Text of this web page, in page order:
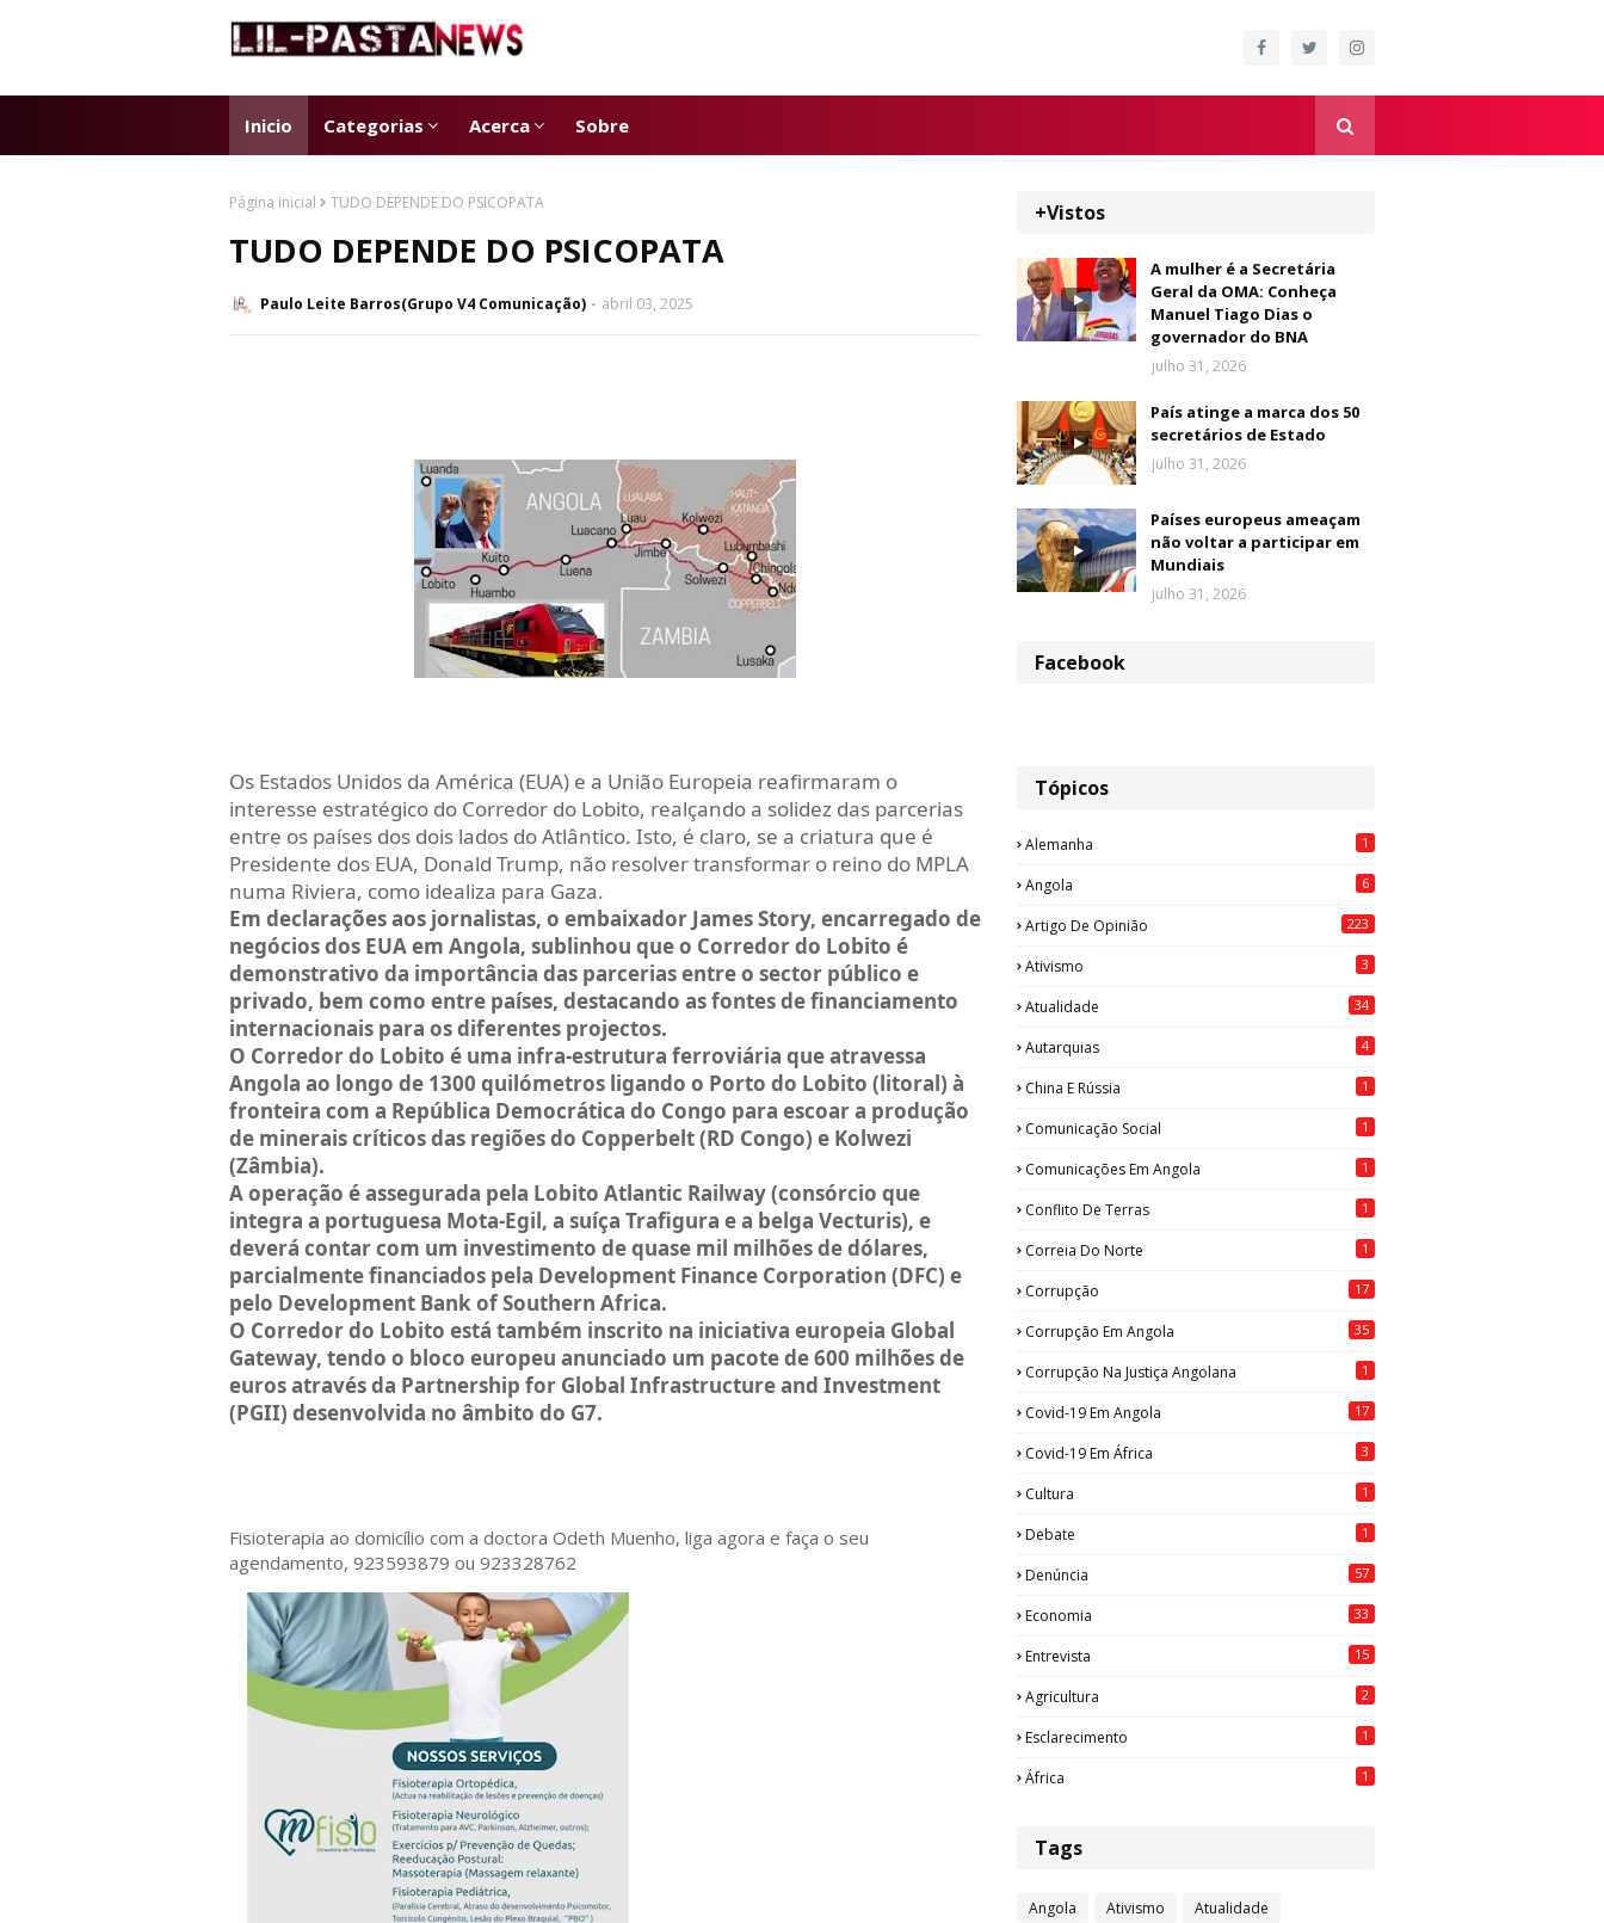
Inicio Categorias Acerca Sobre
Página inicial TUDO DEPENDE DO PSICOPATA
TUDO DEPENDE DO PSICOPATA
Paulo Leite Barros(Grupo V4 Comunicação) abril 03, 2025
Os Estados Unidos da América (EUA) e a União Europeia reafirmaram o
interesse estratégico do Corredor do Lobito, realçando a solidez das parcerias
entre os países dos dois lados do Atlântico. Isto, é claro, se a criatura que é
Presidente dos EUA, Donald Trump, não resolver transformar o reino do MPLA
numa Riviera, como idealiza para Gaza.
Em declarações aos jornalistas, o embaixador James Story, encarregado de
negócios dos EUA em Angola, sublinhou que o Corredor do Lobito é
demonstrativo da importância das parcerias entre o sector público e
privado, bem como entre países, destacando as fontes de financiamento
internacionais para os diferentes projectos.
O Corredor do Lobito é uma infra-estrutura ferroviária que atravessa
Angola ao longo de 1300 quilómetros ligando o Porto do Lobito (litoral) à
fronteira com a República Democrática do Congo para escoar a produção
de minerais críticos das regiões do Copperbelt (RD Congo) e Kolwezi
(Zâmbia).
A operação é assegurada pela Lobito Atlantic Railway (consórcio que
integra a portuguesa Mota-Egil, a suíça Trafigura e a belga Vecturis), e
deverá contar com um investimento de quase mil milhões de dólares,
parcialmente financiados pela Development Finance Corporation (DFC) e
pelo Development Bank of Southern Africa.
O Corredor do Lobito está também inscrito na iniciativa europeia Global
Gateway, tendo o bloco europeu anunciado um pacote de 600 milhões de
euros através da Partnership for Global Infrastructure and Investment
(PGII) desenvolvida no âmbito do G7.
Fisioterapia ao domicílio com a doctora Odeth Muenho, liga agora e faça o seu
agendamento, 923593879 ou 923328762
+Vistos
A mulher é a Secretária
Geral da OMA: Conheça
Manuel Tiago Dias o
governador do BNA
julho 31, 2026
País atinge a marca dos 50
secretários de Estado
julho 31, 2026
Países europeus ameaçam
não voltar a participar em
Mundiais
julho 31, 2026
Facebook
Tópicos
Alemanha 1
Angola 6
Artigo De Opinião 223
Ativismo 3
Atualidade 34
Autarquias 4
China E Rússia 1
Comunicação Social 1
Comunicações Em Angola 1
Conflito De Terras 1
Correia Do Norte 1
Corrupção 17
Corrupção Em Angola 35
Corrupção Na Justiça Angolana 1
Covid-19 Em Angola 17
Covid-19 Em África 3
Cultura 1
Debate 1
Denúncia 57
Economia 33
Entrevista 15
Agricultura 2
Esclarecimento 1
África 1
Tags
Angola Ativismo
Atualidade